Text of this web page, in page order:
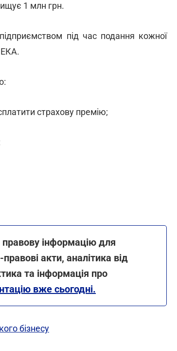
1 млн грн.
під час подання кожної
ЕКА.
страхову премію;
інформацію для
акти, аналітика від
та інформація про
вже сьогодні.
бізнесу